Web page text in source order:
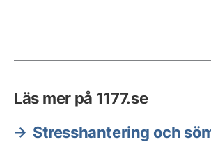
Läs mer på 1177.se
Stresshantering och